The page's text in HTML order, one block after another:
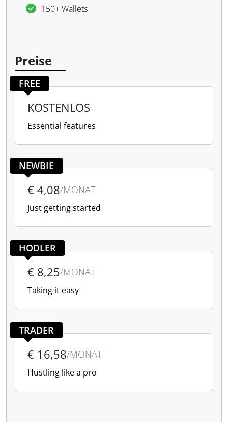
150+ Wallets
Preise
FREE
KOSTENLOS
Essential features
NEWBIE
€ 4,08/MONAT
Just getting started
HODLER
€ 8,25/MONAT
Taking it easy
TRADER
€ 16,58/MONAT
Hustling like a pro